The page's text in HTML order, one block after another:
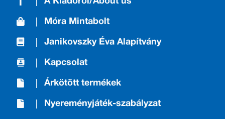
Móra Mintabolt
Janikovszky Éva Alapítvány
Kapcsolat
Árkötött termékek
Nyereményjáték-szabályzat